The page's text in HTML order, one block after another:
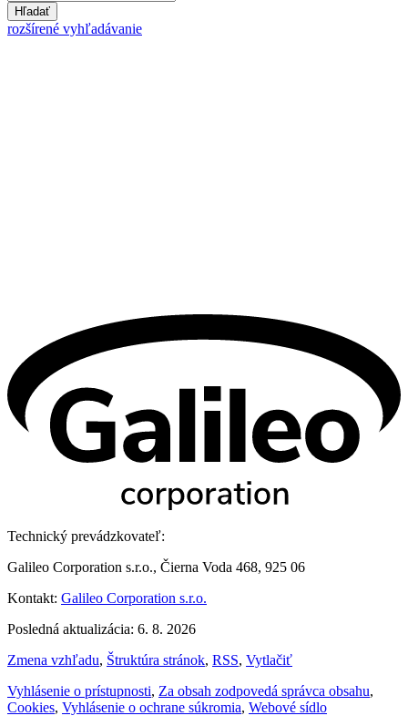
Hľadať
rozšírené vyhľadávanie
Technický prevádzkovateľ:
Galileo Corporation s.r.o., Čierna Voda 468, 925 06
Kontakt: Galileo Corporation s.r.o.
Posledná aktualizácia: 6. 8. 2026
Zmena vzhľadu, Štruktúra stránok, RSS, Vytlačiť
Vyhlásenie o prístupnosti, Za obsah zodpovedá správca obsahu,
Cookies, Vyhlásenie o ochrane súkromia, Webové sídlo